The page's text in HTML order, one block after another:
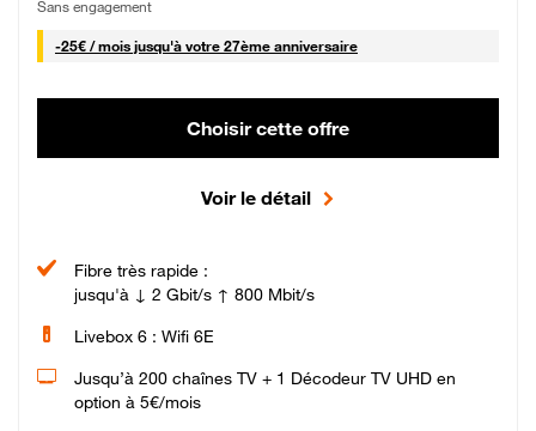
Sans engagement
-25€ / mois25 € par mois
jusqu'à votre 27ème anniversaire
Choisir cette offre
Voir le détail
Fibre très rapide :
jusqu'à ↓ 2 Gbit/s ↑ 800 Mbit/s
Livebox 6 : Wifi 6E
Jusqu’à 200 chaînes TV + 1 Décodeur TV UHD en
option à 5€/mois